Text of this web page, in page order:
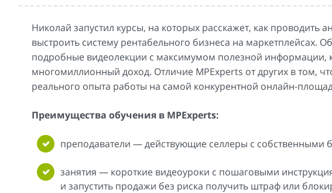
Николай запустил курсы, на которых расскажет, как
выстроить систему рентабельного бизнеса на маркетплейсах.
подробные видеолекции с максимумом полезной информации,
многомиллионный доход. Отличие MPExperts от других в том,
реального опыта работы на самой конкурентной онлайн-
Преимущества обучения в MPExperts:
преподаватели — действующие селлеры с собственными
занятия — короткие видеоуроки с пошаговыми
и запустить продажи без риска получить штраф или